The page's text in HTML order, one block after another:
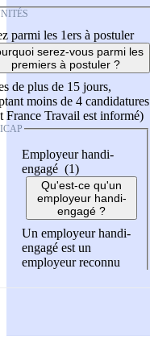
parmi les 1ers à postuler
serez-vous parmi les
premiers à postuler ?
de plus de 15 jours,
moins de 4 candidatures
France Travail est informé)
Employeur handi-
engagé (1)
Qu'est-ce qu'un
employeur handi-
engagé ?
Un employeur handi-
engagé est un
employeur reconnu